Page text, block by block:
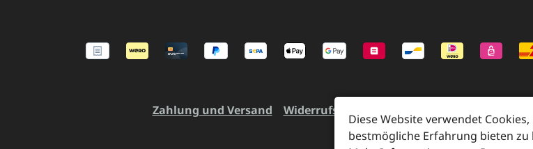
Zahlung und Versand Widerrufsrecht und Rücksendung
Diese Website verwendet
bestmögliche Erfahrung bieten zu